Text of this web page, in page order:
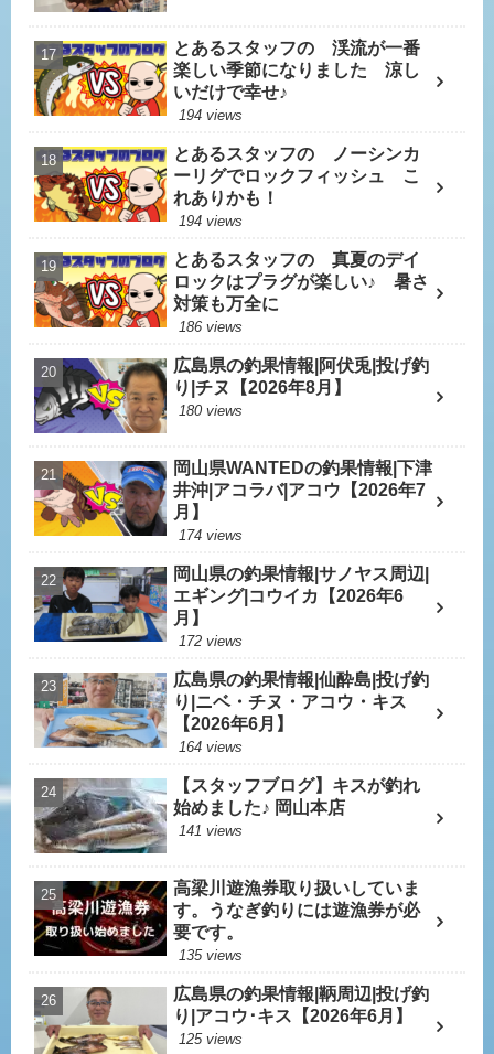
とあるスタッフの 渓流が一番
楽しい季節になりました 涼し
いだけで幸せ♪
194 views
とあるスタッフの ノーシンカ
ーリグでロックフィッシュ こ
れありかも！
194 views
とあるスタッフの 真夏のデイ
ロックはプラグが楽しい♪ 暑さ
対策も万全に
186 views
広島県の釣果情報|阿伏兎|投げ釣
り|チヌ【2026年8月】
180 views
岡山県WANTEDの釣果情報|下津
井沖|アコラバ|アコウ【2026年7
月】
174 views
岡山県の釣果情報|サノヤス周辺|
エギング|コウイカ【2026年6
月】
172 views
広島県の釣果情報|仙酔島|投げ釣
り|ニベ・チヌ・アコウ・キス
【2026年6月】
164 views
【スタッフブログ】キスが釣れ
始めました♪ 岡山本店
141 views
高梁川遊漁券取り扱いしていま
す。うなぎ釣りには遊漁券が必
要です。
135 views
広島県の釣果情報|鞆周辺|投げ釣
り|アコウ･キス【2026年6月】
125 views